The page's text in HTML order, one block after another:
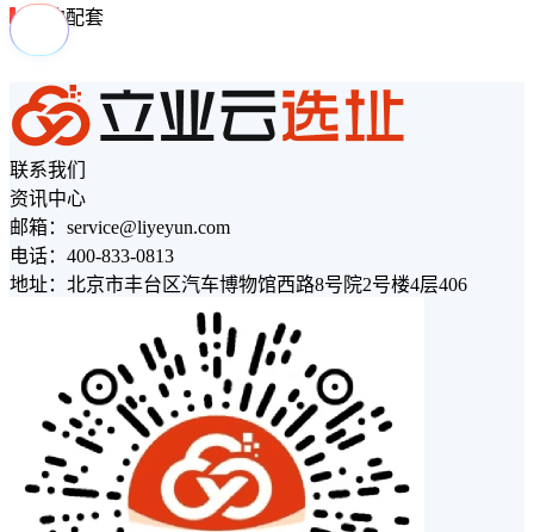
周边配套
联系我们
资讯中心
邮箱：service@liyeyun.com
电话：400-833-0813
地址：北京市丰台区汽车博物馆西路8号院2号楼4层406